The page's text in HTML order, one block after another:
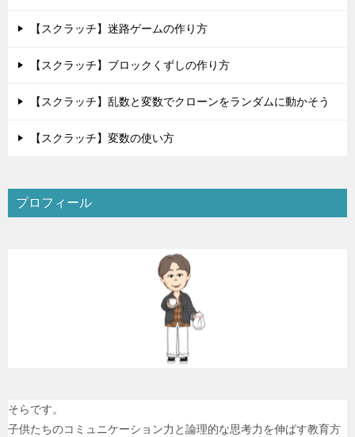
【スクラッチ】迷路ゲームの作り方
【スクラッチ】ブロックくずしの作り方
【スクラッチ】乱数と変数でクローンをランダムに動かそう
【スクラッチ】変数の使い方
プロフィール
そらです。
子供たちのコミュニケーション力と論理的な思考力を伸ばす教育方